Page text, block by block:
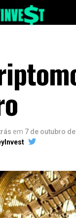
em 7 de outubro